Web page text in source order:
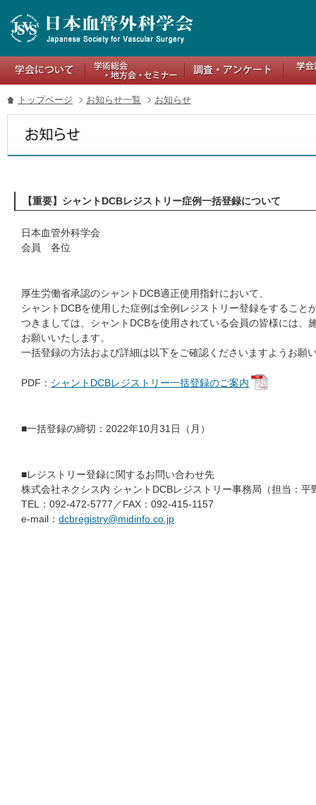
トップページ お知らせ一覧 お知らせ
【重要】シャントDCBレジストリー症例一括登録について
日本血管外科学会
会員 各位
厚生労働省承認のシャントDCB適正使用指針において、
シャントDCBを使用した症例は全例レジストリー登録をすること
つきましては、シャントDCBを使用されている会員の皆様には、
お願いいたします。
一括登録の方法および詳細は以下をご確認くださいますようお願
PDF： シャントDCBレジストリー一括登録のご案内
■一括登録の締切：2022年10月31日（月）
■レジストリー登録に関するお問い合わせ先
株式会社ネクシス内 シャントDCBレジストリー事務局（担当：平
TEL：092-472-5777／FAX：092-415-1157
e-mail： dcbregistry@midinfo.co.jp